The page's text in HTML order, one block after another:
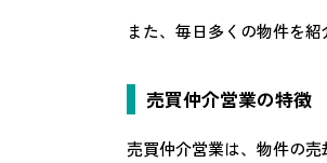
また、毎日多くの物件を
売買仲介営業の特徴
売買仲介営業は、物件の